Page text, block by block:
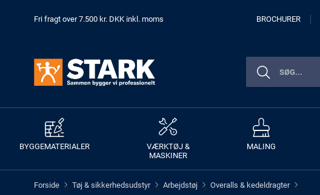
Fri fragt over 7.500 kr. DKK inkl. moms BROCHURER
BYGGEMATERIALER
VÆRKTØJ &
MASKINER
MALING
Forside > Tøj & sikkerhedsudstyr > Arbejdstøj > Overalls & kedeldragter >